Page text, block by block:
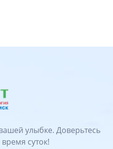
улыбке. Доверьтесь
суток!